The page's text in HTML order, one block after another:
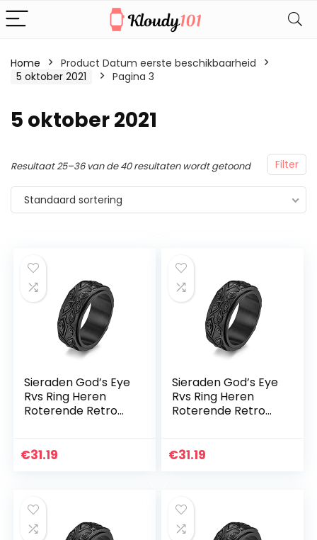
Home
Product Datum eerste beschikbaarheid
5 oktober 2021
Pagina 3
5 oktober 2021
Filter
Resultaat 25–36 van de 40 resultaten wordt getoond
Standaard sortering
Sieraden God’s Eye
Rvs Ring Heren
Roterende Retro
1
€31.19
Sieraden God’s Eye
Rvs Ring Heren
Roterende Retro
2
€31.19